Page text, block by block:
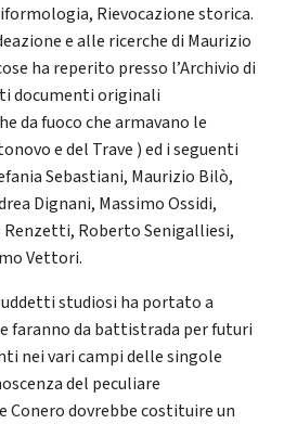
Rievocazione storica.
e alle ricerche di Maurizio
ha reperito presso l’Archivio di
documenti originali
da fuoco che armavano le
e del Trave ) ed i seguenti
Sebastiani, Maurizio Bilò,
Dignani, Massimo Ossidi,
Renzetti, Roberto Senigalliesi,
Vettori.
studiosi ha portato a
faranno da battistrada per futuri
nei vari campi delle singole
del peculiare
Conero dovrebbe costituire un